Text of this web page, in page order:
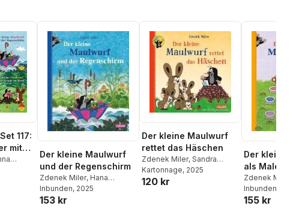
117:
mit
Der kleine Maulwurf
und der Regenschirm
Zdenek Miler, Hana
Doskoilova
Inbunden, 2025
153 kr
Der kleine Maulwurf
rettet das Häschen
Zdenek Miler, Sandra
Grimm
Kartonnage, 2025
120 kr
Der kleine
als Maler
Zdenek Miler
Nettingsmeier
Inbunden
155 kr